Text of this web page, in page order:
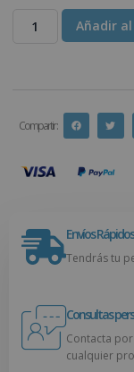
Añadir
Compartir :
Envíos Rápidos
Tendrás tu
Consultas
Contacta
cualquier